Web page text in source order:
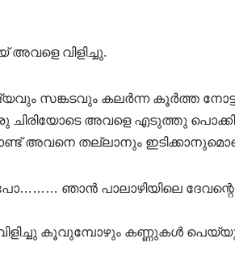
വിളിച്ചു.
സങ്കടവും കലർന്ന കൂർത്ത
അവളെ എടുത്തു പൊക്കി
അവനെ തല്ലാനും
ഞാൻ പാലാഴിയിലെ ദേവന്റെ
കൂവുമ്പോഴും കണ്ണുകൾ